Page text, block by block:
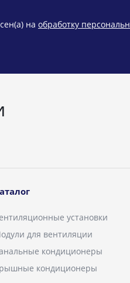
на обработку
установки
для вентиляции
кондиционеры
кондиционеры